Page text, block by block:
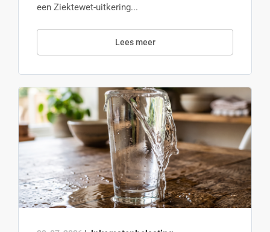
een Ziektewet-uitkering...
Lees meer